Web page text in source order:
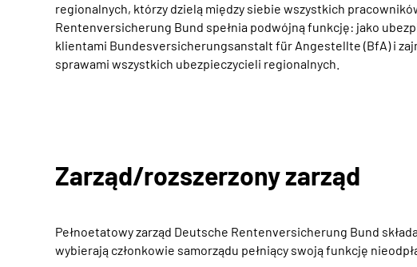
regionalnych, którzy dzielą między siebie wszystkich
Rentenversicherung Bund spełnia podwójną funkcję: jako
klientami Bundesversicherungsanstalt für Angestellte (BfA) i
sprawami wszystkich ubezpieczycieli regionalnych.
Zarząd/rozszerzony zarząd
Pełnoetatowy zarząd Deutsche Rentenversicherung Bund
wybierają członkowie samorządu pełniący swoją funkcję